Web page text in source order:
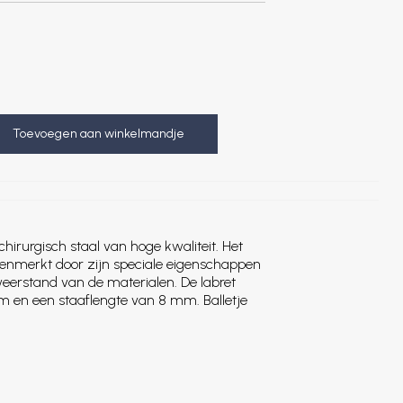
Toevoegen aan winkelmandje
staal van hoge kwaliteit. Het
door zijn speciale eigenschappen
van de materialen. De labret
en een staaflengte van 8 mm. Balletje